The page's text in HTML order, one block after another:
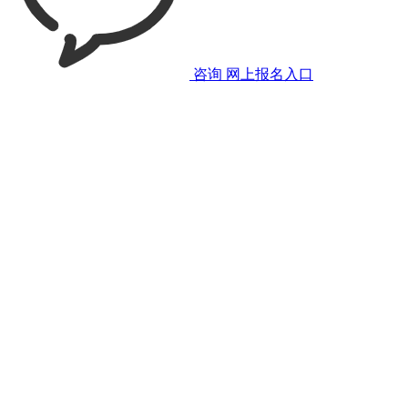
咨询 网上报名入口